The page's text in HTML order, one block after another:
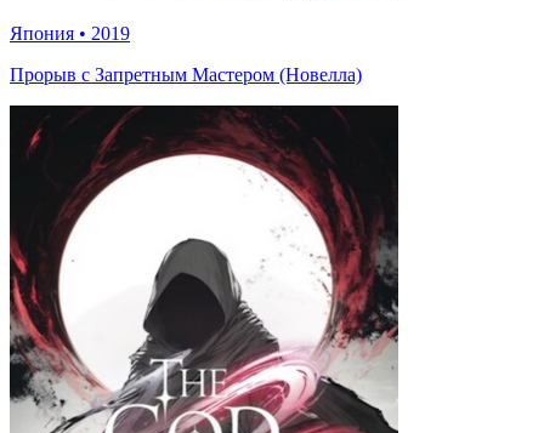
Япония • 2019
Прорыв с Запретным Мастером (Новелла)